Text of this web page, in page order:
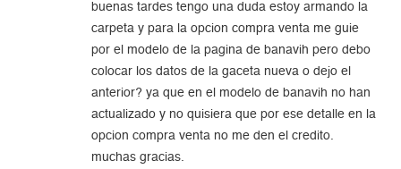
buenas tardes tengo una duda estoy armando la
carpeta y para la opcion compra venta me guie
por el modelo de la pagina de banavih pero debo
colocar los datos de la gaceta nueva o dejo el
anterior? ya que en el modelo de banavih no han
actualizado y no quisiera que por ese detalle en la
opcion compra venta no me den el credito.
muchas gracias.